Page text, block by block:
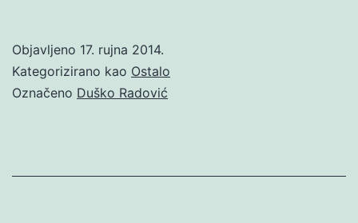
Objavljeno 17. rujna 2014.
Kategorizirano kao Ostalo
Označeno Duško Radović